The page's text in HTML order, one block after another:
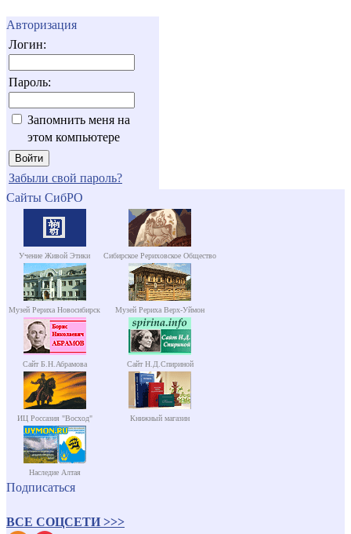
Авторизация
Логин:
Пароль:
Запомнить меня на
этом компьютере
Забыли свой пароль?
Сайты СибРО
Учение Живой Этики Сибирское Рериховское Общество
Музей Рериха Новосибирск Музей Рериха Верх-Уймон
Сайт Б.Н.Абрамова Сайт Н.Д.Спириной
ИЦ Россазия "Восход" Книжный магазин
Наследие Алтая
Подписаться
ВСЕ СОЦСЕТИ >>>